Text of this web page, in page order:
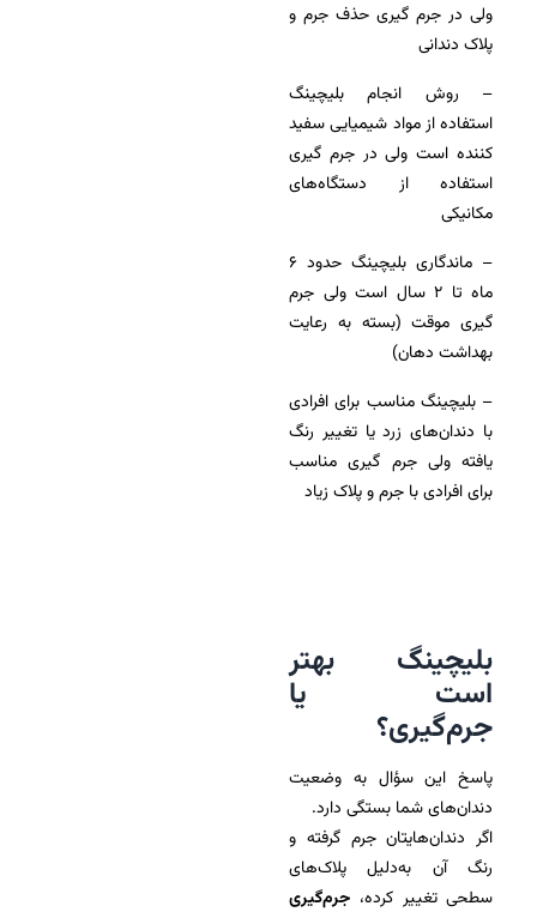
ولی در جرم گیری حذف جرم و
پلاک دندانی
– روش انجام بلیچینگ
استفاده از مواد شیمیایی سفید
کننده است ولی در جرم گیری
استفاده از دستگاه‌های
مکانیکی
– ماندگاری بلیچینگ حدود ۶
ماه تا ۲ سال است ولی جرم
گیری موقت (بسته به رعایت
بهداشت دهان)
– بلیچینگ مناسب برای افرادی
با دندان‌های زرد یا تغییر رنگ
یافته ولی جرم گیری مناسب
برای افرادی با جرم و پلاک زیاد
بلیچینگ بهتر
است یا
جرم‌گیری؟
پاسخ این سؤال به وضعیت
دندان‌های شما بستگی دارد.
اگر دندان‌هایتان جرم گرفته و
رنگ آن به‌دلیل پلاک‌های
سطحی تغییر کرده، جرم‌گیری